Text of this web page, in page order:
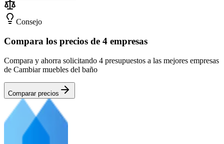
Consejo
Compara los precios de 4 empresas
Compara y ahorra solicitando 4 presupuestos a las mejores empresas
de Cambiar muebles del baño
Comparar precios